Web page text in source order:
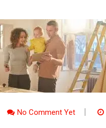
No Comment Yet